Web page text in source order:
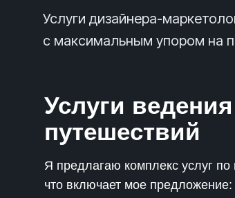
Услуги дизайнера-
с максимальным упором на
Услуги
путешествий
Я предлагаю комплекс услуг
что включает мое предложение: